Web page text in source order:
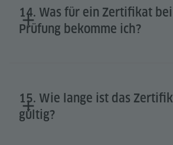
14. Was für ein Zertifikat
Prüfung bekomme ich?
15. Wie lange ist das
gültig?